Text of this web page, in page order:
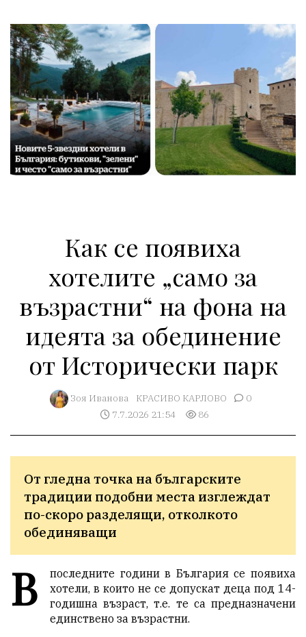
Как се появиха
хотелите „само за
възрастни“ на фона на
идеята за обединение
от Исторически парк
Зоя Иванова КРАСИВО КАРЛОВО
0
7.7.2026 21:54
86
От гледна точка на българските
традиции подобни места изглеждат
по-скоро разделящи, отколкото
обединяващи
В
последните години в България се появиха
хотели, в които не се допускат деца под 14-
годишна възраст, т.е. те са предназначени
единствено за възрастни.